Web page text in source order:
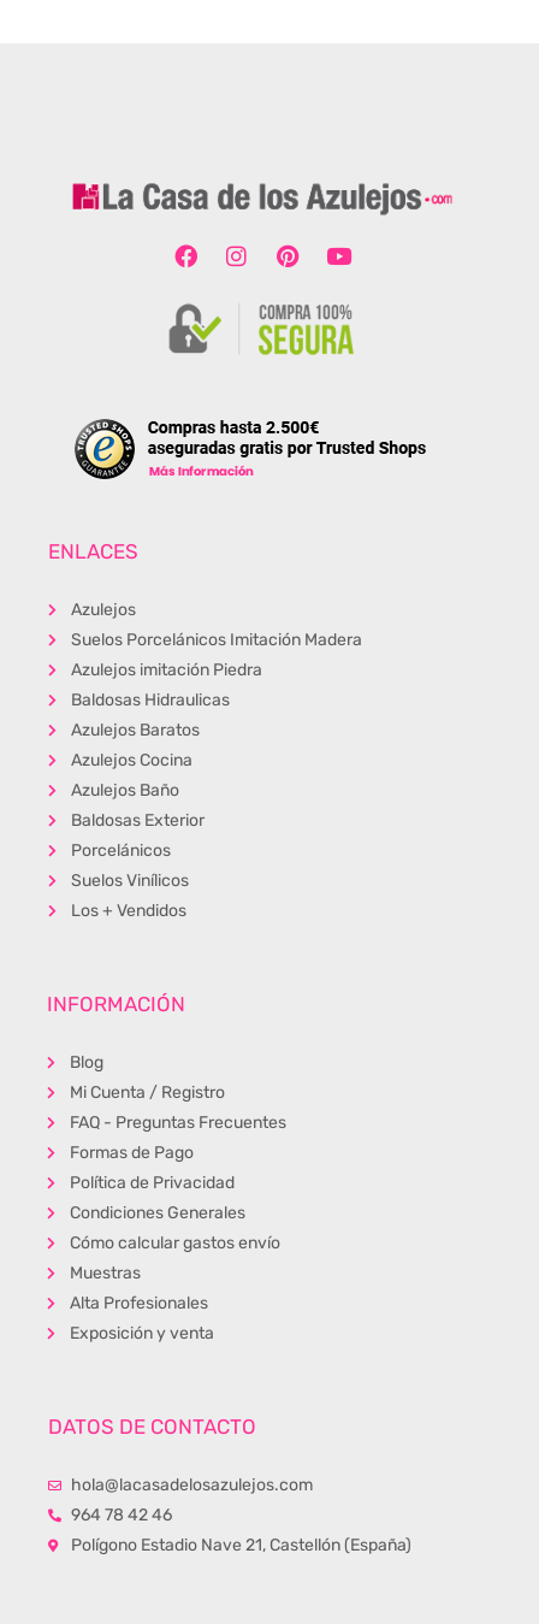
ENLACES
Azulejos
Suelos Porcelánicos Imitación Madera
Azulejos imitación Piedra
Baldosas Hidraulicas
Azulejos Baratos
Azulejos Cocina
Azulejos Baño
Baldosas Exterior
Porcelánicos
Suelos Vinílicos
Los + Vendidos
INFORMACIÓN
Blog
Mi Cuenta / Registro
FAQ - Preguntas Frecuentes
Formas de Pago
Política de Privacidad
Condiciones Generales
Cómo calcular gastos envío
Muestras
Alta Profesionales
Exposición y venta
DATOS DE CONTACTO
hola@lacasadelosazulejos.com
964 78 42 46
Polígono Estadio Nave 21, Castellón (España)